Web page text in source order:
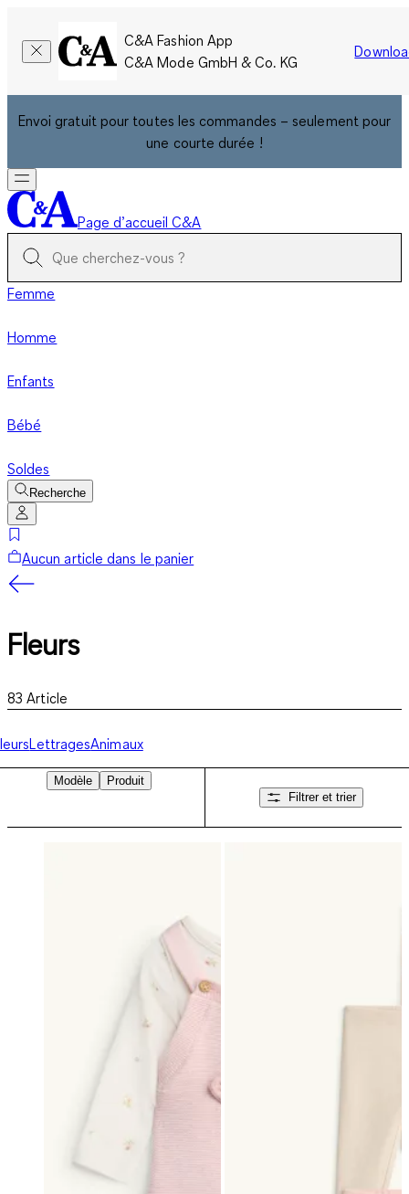
C&A Fashion App
C&A Mode GmbH & Co. KG
Envoi gratuit pour toutes les commandes – seulement pour
une courte durée !
Page d’accueil C&A
Femme
Homme
Enfants
Bébé
Soldes
Recherche
Aucun article dans le panier
Fleurs
83 Article
LettragesAnimaux
Modèle
Produit
Filtrer et trier